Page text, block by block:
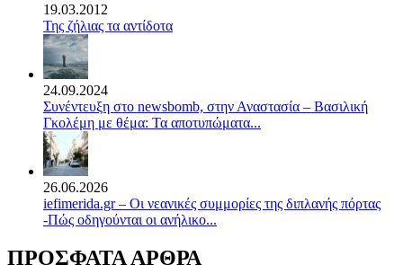
19.03.2012
Της ζήλιας τα αντίδοτα
24.09.2024
Συνέντευξη στο newsbomb, στην Αναστασία – Βασιλική
Γκολέμη με θέμα: Τα αποτυπώματα...
26.06.2026
iefimerida.gr – Οι νεανικές συμμορίες της διπλανής πόρτας
-Πώς οδηγούνται οι ανήλικο...
ΠΡΟΣΦΑΤΑ ΑΡΘΡΑ